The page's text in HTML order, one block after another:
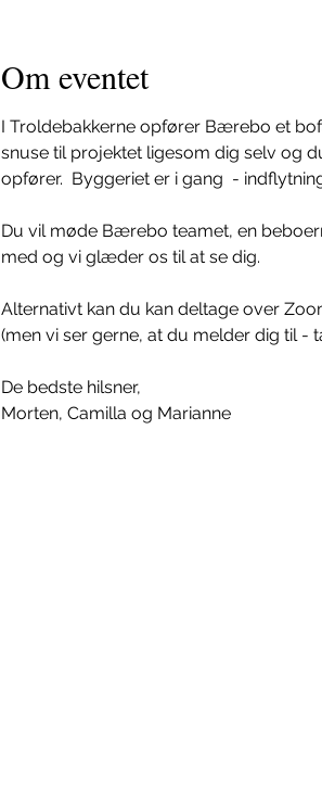
Om eventet
I Troldebakkerne opfører Bærebo et
snuse til projektet ligesom dig selv og
opfører.  Byggeriet er i gang  -
Du vil møde Bærebo teamet, en
med og vi glæder os til at se dig.
Alternativt kan du kan deltage over
(men vi ser gerne, at du melder dig til -
De bedste hilsner,
Morten, Camilla og Marianne